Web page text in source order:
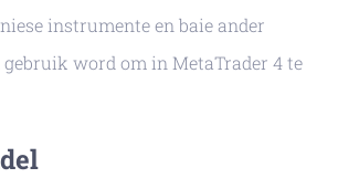
instrumente en baie ander
word om in MetaTrader 4 te